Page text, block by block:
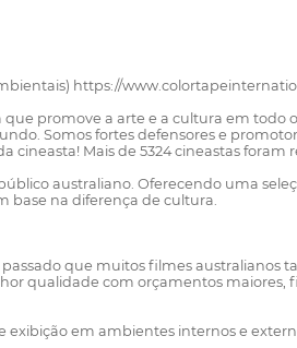
https://
promove a arte e a cultura em
Somos fortes defensores e
cineasta! Mais de 5324 cineastas
australiano. Oferecendo uma
na diferença de cultura.
que muitos filmes
qualidade com orçamentos
em ambientes internos e